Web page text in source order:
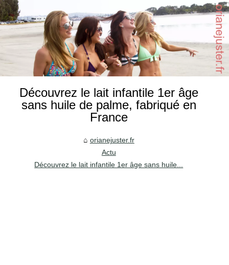
Découvrez le lait infantile 1er âge
sans huile de palme, fabriqué en
France
orianejuster.fr
Actu
Découvrez le lait infantile 1er âge sans huile...